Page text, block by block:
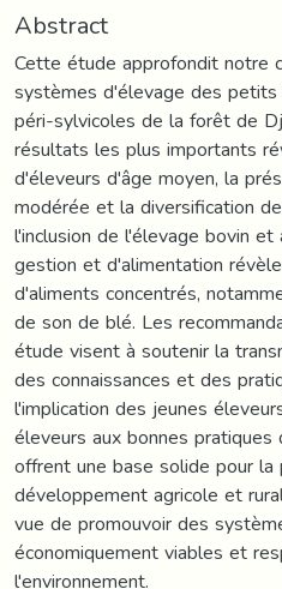
Abstract
Cette étude approfondit notre
systèmes d'élevage des
péri-sylvicoles de la forêt de
résultats les plus importants
d'éleveurs d'âge moyen, la
modérée et la diversification
l'inclusion de l'élevage bovin
gestion et d'alimentation
d'aliments concentrés,
de son de blé. Les
étude visent à soutenir la
des connaissances et des
l'implication des jeunes
éleveurs aux bonnes
offrent une base solide pour
développement agricole et
vue de promouvoir des
économiquement viables et
l'environnement.